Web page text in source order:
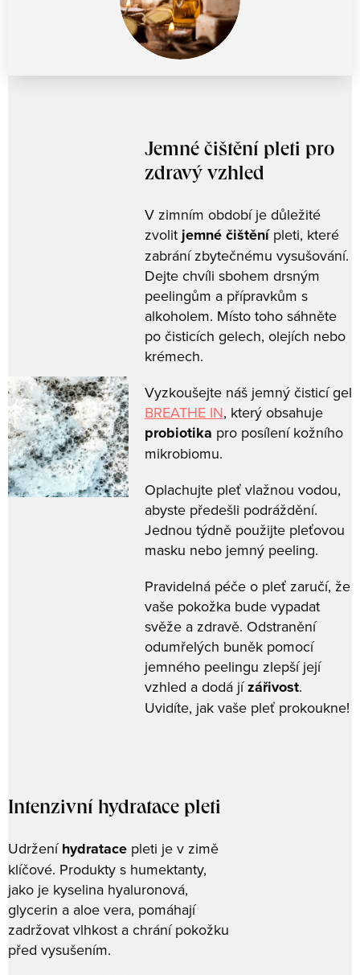
Jemné čištění pleti pro
zdravý vzhled
V zimním období je důležité
zvolit jemné čištěnípleti, které
zabrání zbytečnému vysušování.
Dejte chvíli sbohem drsným
peelingům a přípravkům s
alkoholem. Místo toho sáhněte
po čisticích gelech, olejích nebo
krémech.
Vyzkoušejte náš jemný čisticí gel
BREATHE IN, který obsahuje
probiotika pro posílení kožního
mikrobiomu.
Oplachujte pleť vlažnou vodou,
abyste předešli podráždění.
Jednou týdně použijte pleťovou
masku nebo jemný peeling.
Pravidelná péče o pleť zaručí, že
vaše pokožka bude vypadat
svěže a zdravě. Odstranění
odumřelých buněk pomocí
jemného peelingu zlepší její
vzhled a dodá jízářivost.
Uvidíte, jak vaše pleť prokoukne!
Intenzivní hydratace pleti
Udrženíhydratace pleti je v zimě
klíčové. Produkty s humektanty,
jako je kyselina hyaluronová,
glycerin a aloe vera, pomáhají
zadržovat vlhkost a chrání pokožku
před vysušením.